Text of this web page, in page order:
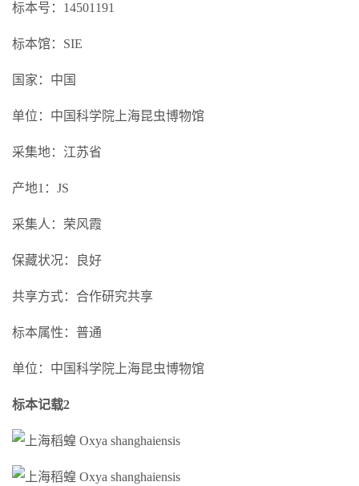
标本号：14501191
标本馆：SIE
国家：中国
单位：中国科学院上海昆虫博物馆
采集地：江苏省
产地1：JS
采集人：荣风霞
保藏状况：良好
共享方式：合作研究共享
标本属性：普通
单位：中国科学院上海昆虫博物馆
标本记载2